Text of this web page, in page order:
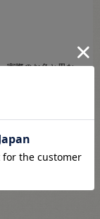
実際のお色と異な
。